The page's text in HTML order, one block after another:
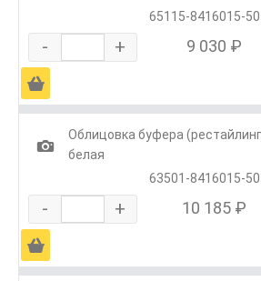
65115-8416015-50
- + 9 030 ₽
Ä
1
Облицовка буфера
белая
63501-8416015-50
- + 10 185 ₽
Ä